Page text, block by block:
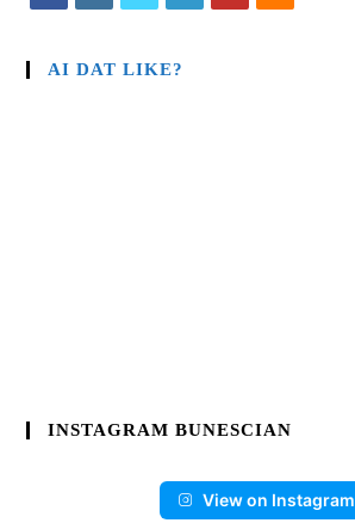
AI DAT LIKE?
INSTAGRAM BUNESCIAN
View on Instagram